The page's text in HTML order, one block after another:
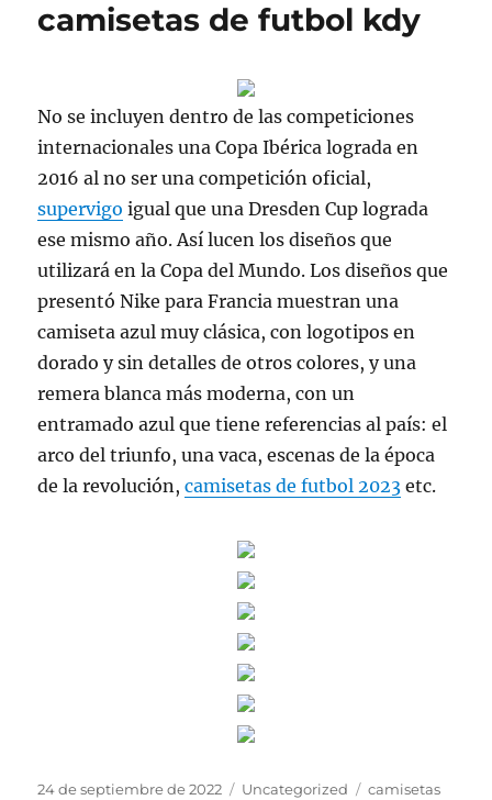
camisetas de futbol kdy
No se incluyen dentro de las competiciones
internacionales una Copa Ibérica lograda en
2016 al no ser una competición oficial,
supervigo igual que una Dresden Cup lograda
ese mismo año. Así lucen los diseños que
utilizará en la Copa del Mundo. Los diseños que
presentó Nike para Francia muestran una
camiseta azul muy clásica, con logotipos en
dorado y sin detalles de otros colores, y una
remera blanca más moderna, con un
entramado azul que tiene referencias al país: el
arco del triunfo, una vaca, escenas de la época
de la revolución,camisetas de futbol 2023 etc.
Publicado
24 de septiembre de 2022 Categorías
Uncategorized Etiquetas
camisetas